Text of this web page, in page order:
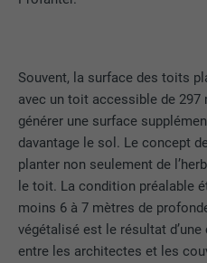
Souvent, la surface des toits
avec un toit accessible de
générer une surface
davantage le sol. Le concept
planter non seulement de
le toit. La condition préalable
moins 6 à 7 mètres de
végétalisé est le résultat
entre les architectes et les
EXPIRATION Session
UTILITÉ
Ce cookie
actuelle
les
langage
peuvent
Les cookies « Statistiques
nous aident à comprendre
Nous collectons des
utilisateur sur le site Internet.
NOM _ga
FOURNISSEUR Google
EXPIRATION 2 ans
Afficher les
MARKETING ET MÉDIAS
COMPRIS)
Les cookies « Marketing et